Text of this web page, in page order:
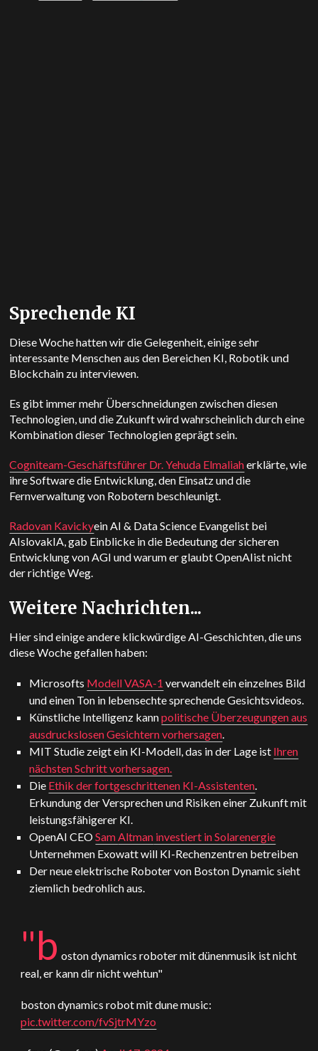
Sprechende KI
Diese Woche hatten wir die Gelegenheit, einige sehr
interessante Menschen aus den Bereichen KI, Robotik und
Blockchain zu interviewen.
Es gibt immer mehr Überschneidungen zwischen diesen
Technologien, und die Zukunft wird wahrscheinlich durch eine
Kombination dieser Technologien geprägt sein.
Cogniteam-Geschäftsführer Dr. Yehuda Elmaliaherklärte, wie
ihre Software die Entwicklung, den Einsatz und die
Fernverwaltung von Robotern beschleunigt.
Radovan Kavickyein AI & Data Science Evangelist bei
AIslovakIA, gab Einblicke in die Bedeutung der sicheren
Entwicklung von AGI und warum er glaubtOpenAIist nicht
der richtige Weg.
Weitere Nachrichten...
Hier sind einige andere klickwürdige AI-Geschichten, die uns
diese Woche gefallen haben:
Microsofts Modell VASA-1 verwandelt ein einzelnes Bild
und einen Ton in lebensechte sprechende Gesichtsvideos.
Künstliche Intelligenz kannpolitische Überzeugungen aus
ausdruckslosen Gesichtern vorhersagen.
MIT Studie zeigt ein KI-Modell, das in der Lage ist Ihren
nächsten Schritt vorhersagen.
Die Ethik der fortgeschrittenen KI-Assistenten.
Erkundung der Versprechen und Risiken einer Zukunft mit
leistungsfähigerer KI.
OpenAI CEOSamAltman investiert in Solarenergie
Unternehmen Exowatt will KI-Rechenzentren betreiben
Der neue elektrische Roboter von Boston Dynamic sieht
ziemlich bedrohlich aus.
"b oston dynamics roboter mit dünenmusik ist nicht
real, er kann dir nicht wehtun"
boston dynamics robot mit dune music:
pic.twitter.com/fvSjtrMYzo